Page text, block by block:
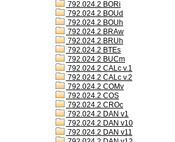
792.024.2 BORi
792.024.2 BOUd
792.024.2 BOUh
792.024.2 BRAw
792.024.2 BRUh
792.024.2 BTEs
792.024.2 BUCm
792.024.2 CALc v.1
792.024.2 CALc v.2
792.024.2 COMv
792.024.2 COS
792.024.2 CROc
792.024.2 DAN v1
792.024.2 DAN v10
792.024.2 DAN v11